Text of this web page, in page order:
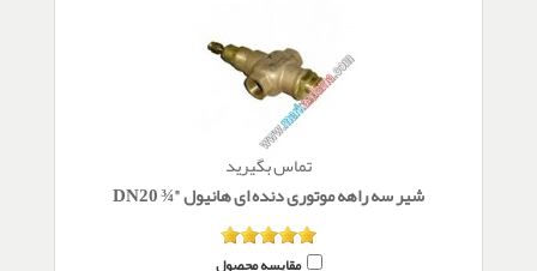
تماس بگیرید
شیر سه راهه موتوری دنده ای هانیول "¾ DN20
مقایسه محصول